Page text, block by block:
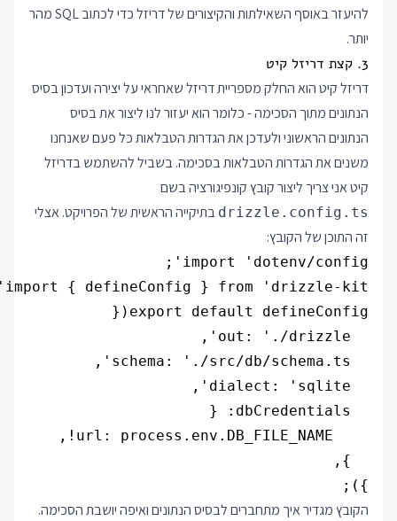
להיעזר באוסף השאילתות והקיצורים של דריזל כדי לכתוב SQL מהר
יותר.
3. קצת דריזל קיט
דריזל קיט הוא החלק מספריית דריזל שאחראי על יצירה ועדכון בסיס
הנתונים מתוך הסכימה - כלומר הוא יעזור לנו ליצור את בסיס
הנתונים הראשוני ולעדכן את הגדרות הטבלאות כל פעם שאנחנו
משנים את הגדרות הטבלאות בסכימה. בשביל להשתמש בדריזל
קיט אני צריך ליצור קובץ קונפיגורציה בשם
drizzle.config.ts בתיקייה הראשית של הפרויקט. אצלי
זה התוכן של הקובץ:
});
הקובץ מגדיר איך מתחברים לבסיס הנתונים ואיפה יושבת הסכימה.